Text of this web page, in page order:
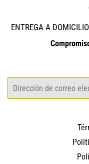
ENTREGA A
Correo